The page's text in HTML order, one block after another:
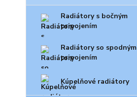
Radiátory s bočným
pripojením
Radiátory so spodným
pripojením
Kúpelňové radiátory